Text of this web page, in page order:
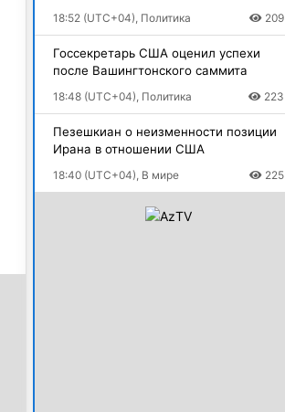
18:52 (UTC+04), Политика 209
Госсекретарь США оценил успехи
после Вашингтонского саммита
18:48 (UTC+04), Политика 223
Пезешкиан о неизменности позиции
Ирана в отношении США
18:40 (UTC+04), В мире 225